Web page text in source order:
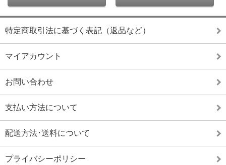
特定商取引法に基づく表記（返品など）
マイアカウント
お問い合わせ
支払い方法について
配送方法･送料について
プライバシーポリシー